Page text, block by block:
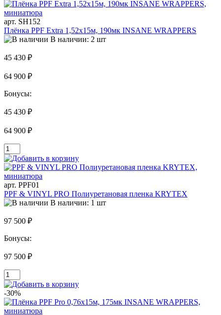
арт. SH152
Плёнка PPF Extra 1,52x15м, 190мк INSANE WRAPPERS
В наличии: 2 шт
45 430 ₽
64 900 ₽
Бонусы:
45 430 ₽
64 900 ₽
арт. PPF01
PPF & VINYL PRO Полиуретановая пленка KRYTEX
В наличии: 1 шт
97 500 ₽
Бонусы:
97 500 ₽
-30%